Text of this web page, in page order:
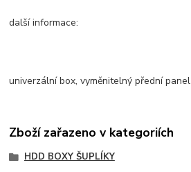
další informace:
univerzální box, vyměnitelný přední panel
Zboží zařazeno v kategoriích
HDD BOXY ŠUPLÍKY